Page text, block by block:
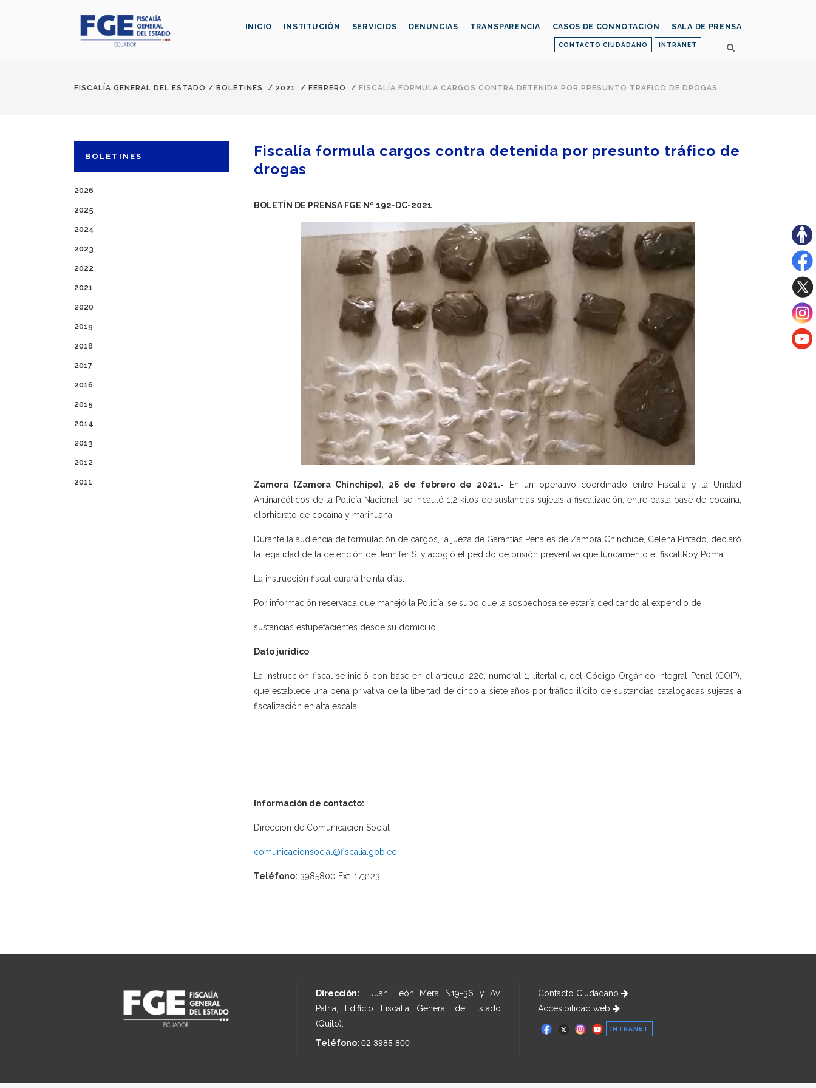
CONTACTO CIUDADANO INTRANET
INICIO INSTITUCIÓN SERVICIOS DENUNCIAS TRANSPARENCIA CASOS DE CONNOTACIÓN SALA DE PRENSA
FISCALÍA GENERAL DEL ESTADO / BOLETINES / 2021 / FEBRERO / FISCALÍA FORMULA CARGOS CONTRA DETENIDA POR PRESUNTO TRÁFICO DE DROGAS
BOLETINES
2026
2025
2024
2023
2022
2021
2020
2019
2018
2017
2016
2015
2014
2013
2012
2011
Fiscalía formula cargos contra detenida por presunto tráfico de
drogas
BOLETÍN DE PRENSA FGE Nº 192-DC-2021
Zamora (Zamora Chinchipe), 26 de febrero de 2021.- En un operativo coordinado entre Fiscalía y la Unidad
Antinarcóticos de la Policía Nacional, se incautó 1,2 kilos de sustancias sujetas a fiscalización, entre pasta base de cocaína,
clorhidrato de cocaína y marihuana.
Durante la audiencia de formulación de cargos, la jueza de Garantías Penales de Zamora Chinchipe, Celena Pintado, declaró
la legalidad de la detención de Jennifer S. y acogió el pedido de prisión preventiva que fundamentó el fiscal Roy Poma.
La instrucción fiscal durará treinta días.
Por información reservada que manejó la Policía, se supo que la sospechosa se estaría dedicando al expendio de
sustancias estupefacientes desde su domicilio.
Dato jurídico
La instrucción fiscal se inició con base en el artículo 220, numeral 1, litertal c, del Código Orgánico Integral Penal (COIP),
que establece una pena privativa de la libertad de cinco a siete años por tráfico ilícito de sustancias catalogadas sujetas a
fiscalización en alta escala.
Información de contacto:
Dirección de Comunicación Social
comunicacionsocial@fiscalia.gob.ec
Teléfono: 3985800 Ext. 173123
Dirección: Juan León Mera N19-36 y Av.
Patria, Edificio Fiscalía General del Estado
(Quito).
Teléfono: 02 3985 800
Contacto Ciudadano
Accesibilidad web
INTRANET